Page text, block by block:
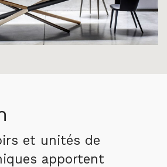
et unités de
apportent